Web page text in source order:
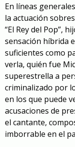
En líneas
la actuación
“El Rey del Pop”,
sensación híbrida
suficientes como
verla, quién fue
superestrella a
criminalizado por
en los que puede
acusaciones de
el cantante,
imborrable en el